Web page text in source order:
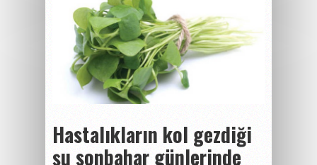
Hastalıkların kol gezdiği
şu sonbahar günlerinde